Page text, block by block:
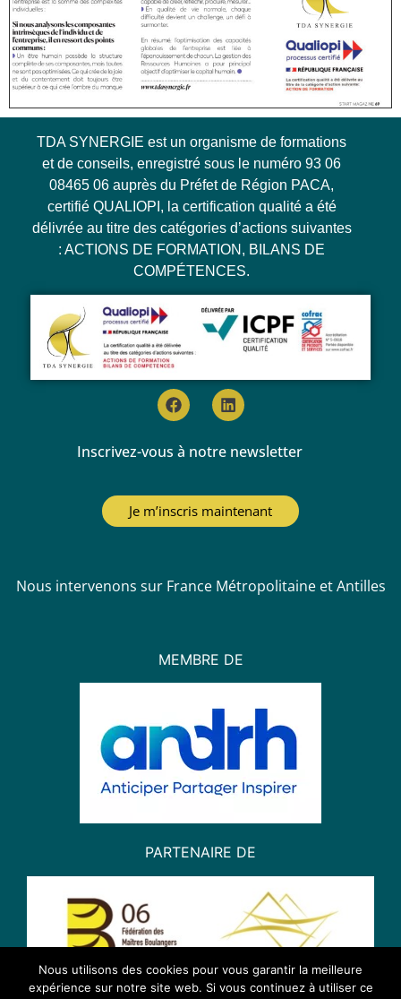
TDA SYNERGIE est un organisme de formations
et de conseils, enregistré sous le numéro 93 06
08465 06 auprès du Préfet de Région PACA,
certifié QUALIOPI, la certification qualité a été
délivrée au titre des catégories d’actions suivantes
: ACTIONS DE FORMATION, BILANS DE
COMPÉTENCES.
Inscrivez-vous à notre newsletter
Je m’inscris maintenant
Nous intervenons sur France Métropolitaine et Antilles
MEMBRE DE
PARTENAIRE DE
Nous utilisons des cookies pour vous garantir la meilleure
expérience sur notre site web. Si vous continuez à utiliser ce